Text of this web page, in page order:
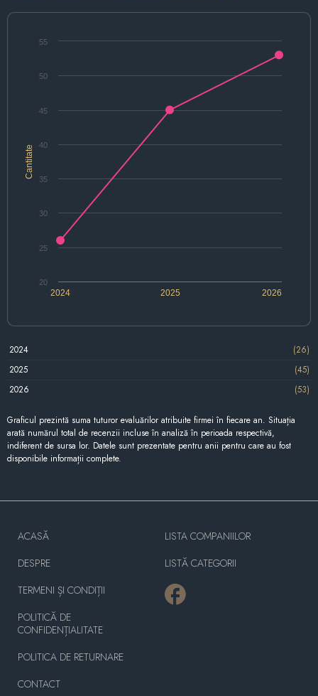
Cantitate
2024 2026
2025
20
25
30
35
40
45
50
55
2024
(26)
2025
(45)
2026
(53)
Graficul prezintă suma tuturor evaluărilor atribuite firmei în fiecare an. Situația
arată numărul total de recenzii incluse în analiză în perioada respectivă,
indiferent de sursa lor. Datele sunt prezentate pentru anii pentru care au fost
disponibile informații complete.
ACASĂ
DESPRE
TERMENI ȘI CONDIȚII
POLITICĂ DE
CONFIDENȚIALITATE
POLITICA DE RETURNARE
CONTACT
LISTA COMPANIILOR
LISTĂ CATEGORII